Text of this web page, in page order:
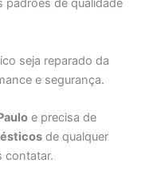
padrões de qualidade
seja reparado da
e segurança.
e precisa de
de qualquer
contatar.